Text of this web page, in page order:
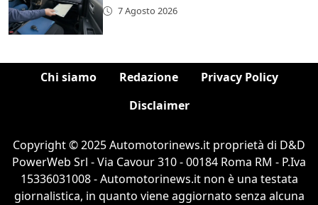
7 Agosto 2026
Chi siamo Redazione
Privacy Policy
Disclaimer
Copyright © 2025 Automotorinews.it proprietà di D&D
PowerWeb Srl - Via Cavour 310 - 00184 Roma RM - P.Iva
15336031008 - Automotorinews.it non è una testata
giornalistica, in quanto viene aggiornato senza alcuna